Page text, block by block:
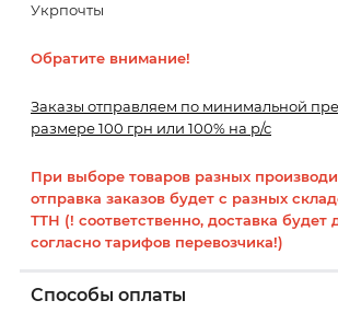
Укрпочты
Обратите внимание!
Заказы отправляем по минимальной
размере 100 грн или 100% на р/с
При выборе товаров разных
отправка заказов будет с разных
ТТН (! соответственно, доставка будет
согласно тарифов перевозчика!)
Способы оплаты